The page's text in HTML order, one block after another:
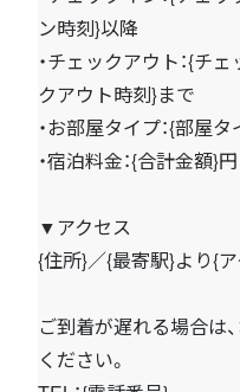
ン時刻}以降
・チェックアウト：{チ
クアウト時刻}まで
・お部屋タイプ：{部屋
・宿泊料金：{合計金額}円
▼アクセス
{住所}／{最寄駅}より{
ご到着が遅れる場合は
ください。